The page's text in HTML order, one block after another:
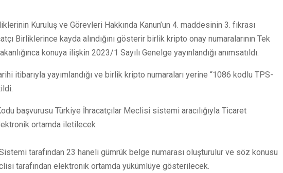
Kuruluş ve Görevleri Hakkında Kanun’un 4. maddesinin 3. fıkrası
Birliklerince kayda alındığını gösterir birlik kripto onay numaralarının Tek
konuya ilişkin 2023/1 Sayılı Genelge yayınlandığı anımsatıldı.
itibarıyla yayımlandığı ve birlik kripto numaraları yerine “1086 kodlu TPS-
başvurusu Türkiye İhracatçılar Meclisi sistemi aracılığıyla Ticaret
ortamda iletilecek
tarafından 23 haneli gümrük belge numarası oluşturulur ve söz konusu
tarafından elektronik ortamda yükümlüye gösterilecek.